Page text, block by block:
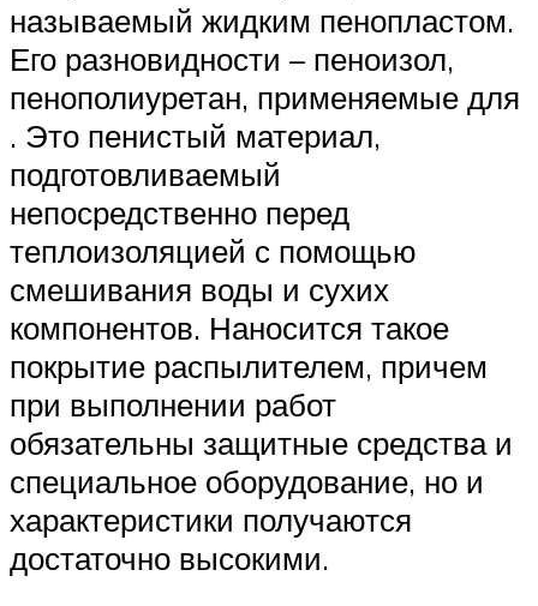
называемый жидким пенопластом.
Его разновидности – пеноизол,
пенополиуретан, применяемые для
. Это пенистый материал,
подготовливаемый
непосредственно перед
теплоизоляцией с помощью
смешивания воды и сухих
компонентов. Наносится такое
покрытие распылителем, причем
при выполнении работ
обязательны защитные средства и
специальное оборудование, но и
характеристики получаются
достаточно высокими.